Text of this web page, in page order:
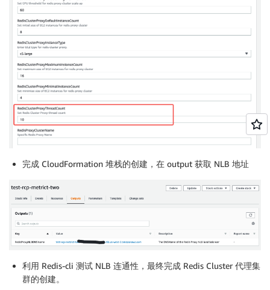
      HealthCheckIntervalSeconds: 10
      VpcId: !Ref RedisProxyVPC
      Protocol: TCP
      Port: 6379
  RedisProxyNLB:
Type:
    Properties:
      Name: !Ref RedisProxyClusterName
      Type: network
      Scheme: internal
Subnets: !Split [',', !Join [',', !Ref
  RedisProxyELBListener:
    DependsOn:
      - RedisProxyNLB
      - RedisProxyTargetGroup
    Properties:
      DefaultActions:
          TargetGroupArn: !Ref RedisProxyTargetGroup
      Port: 6379
完成 CloudFormation 堆栈的创建，在 output 获取 NLB 地址
利用 Redis-cli 测试 NLB 连通性，最终完成 Redis Cluster 代理集
群的创建。